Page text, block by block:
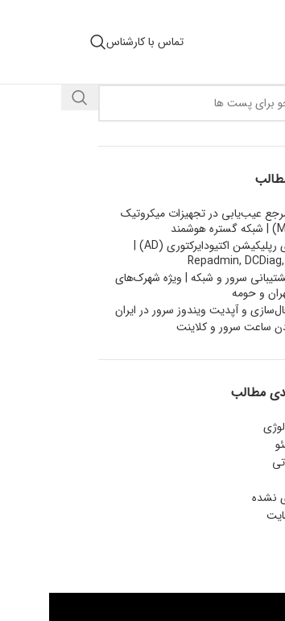
تماس با کارشناس
عیب‌یابی در تجهیزات میکروتیک
رفع خطای رپلیکیشن اکتیودایرکتوری (AD) |
Repadmin,
سرور و شبکه | ویژه شهرک‌های
و حومه
و آپدیت ویندوز سرور در ایران
ساعت سرور و کلاینت
مطالب
نشده